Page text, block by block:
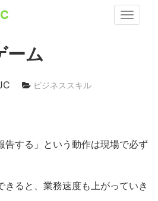
ーム
ビジネススキル
告する」という動作は現場で必ず
きると、業務速度も上がっていき